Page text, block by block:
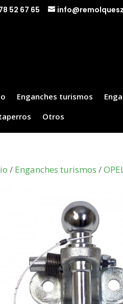
52 67 65
Enganches turismos
Otros
/ Enganches turismos /